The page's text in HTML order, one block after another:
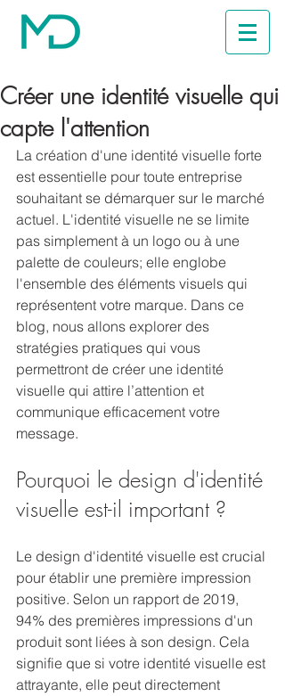
Créer une identité visuelle qui
capte l'attention
La création d'une identité visuelle forte
est essentielle pour toute entreprise
souhaitant se démarquer sur le marché
actuel. L'identité visuelle ne se limite
pas simplement à un logo ou à une
palette de couleurs; elle englobe
l'ensemble des éléments visuels qui
représentent votre marque. Dans ce
blog, nous allons explorer des
stratégies pratiques qui vous
permettront de créer une identité
visuelle qui attire l’attention et
communique efficacement votre
message.
Pourquoi le design d'identité
visuelle est-il important ?
Le design d'identité visuelle est crucial
pour établir une première impression
positive. Selon un rapport de 2019,
94% des premières impressions d'un
produit sont liées à son design. Cela
signifie que si votre identité visuelle est
attrayante, elle peut directement